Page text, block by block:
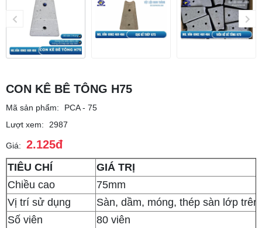
CON KÊ BÊ TÔNG H75
Mã sản phẩm:
PCA - 75
Lượt xem:
2987
Giá: 2.125đ
TIÊU CHÍ
GIÁ TRỊ
Chiều cao
75mm
Vị trí sử dụng
Sàn, dầm, móng, thép sàn lớp trên
Số viên
80 viên